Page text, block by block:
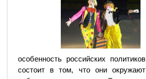
особенность российских политиков
состоит в том, что они окружают